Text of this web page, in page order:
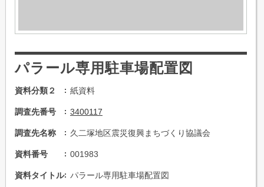
パラール専用駐車場配置図
資料分類２ 紙資料
調査先番号 3400117
調査先名称 久二塚地区震災復興まちづくり協議会
資料番号 001983
資料タイトル パラール専用駐車場配置図